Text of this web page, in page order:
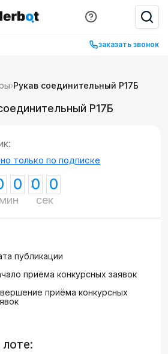
заказать звонок
›Рукав соединительный Р17Б
Р17Б
только по подписке
0
мин
0 0
сек
публикации
приёма конкурсных заявок
приёма конкурсных